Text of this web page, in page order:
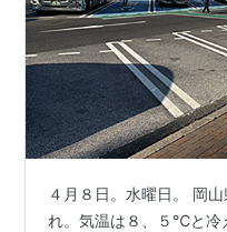
４月８日。水曜日。 岡
れ。気温は８、５℃と冷